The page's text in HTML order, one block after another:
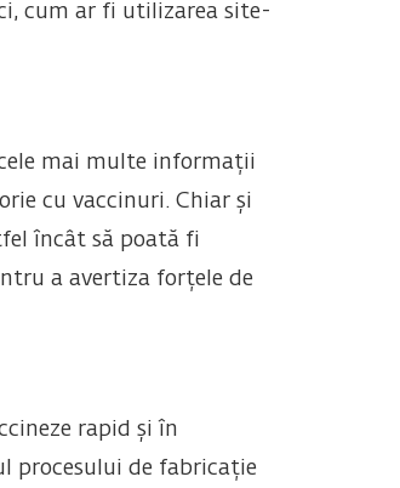
cum ar fi utilizarea site-
mai multe informații
cu vaccinuri. Chiar și
încât să poată fi
a avertiza forțele de
rapid și în
procesului de fabricație